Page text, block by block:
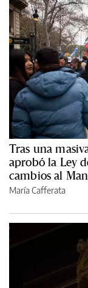
Tras una
aprobó la Ley
cambios al
María Cafferata